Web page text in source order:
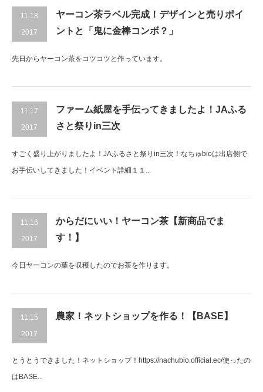
11.18
2017
ヤーコン茶ラベル完成！デザインと売りポイ
ントと「鬼に金棒コンボ？」
先日からヤーコン茶をコツコツと作っています。
11.17
2017
ファーム紙屋を手伝ってきましたよ！JAふる
さと祭りin三次
すごく盛り上がりましたよ！JAふるさと祭りin三次！なちゅbioは出店側で
お手伝いしてきました！イベント詳細１１...
11.16
2017
からだにいい！ヤーコン茶【新商品でま
す！】
今日ヤーコンの葉を収穫したのでお茶を作ります。
11.15
2017
農家！ネットショップを作る！【BASE】
とうとうできました！ネットショップ！https://nachubio.official.ec/使ったの
はBASE...